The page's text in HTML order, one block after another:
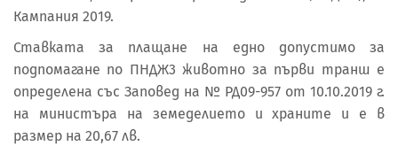
Кампания 2019.
Ставката за плащане на едно допустимо за
подпомагане по ПНДЖ3 животно за първи транш е
определена със Заповед на № РД09-957 от 10.10.2019 г.
на министъра на земеделието и храните и е в
размер на 20,67 лв.